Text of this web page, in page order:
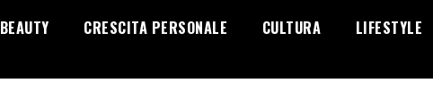
BEAUTY CRESCITA PERSONALE CULTURA LIFESTYLE